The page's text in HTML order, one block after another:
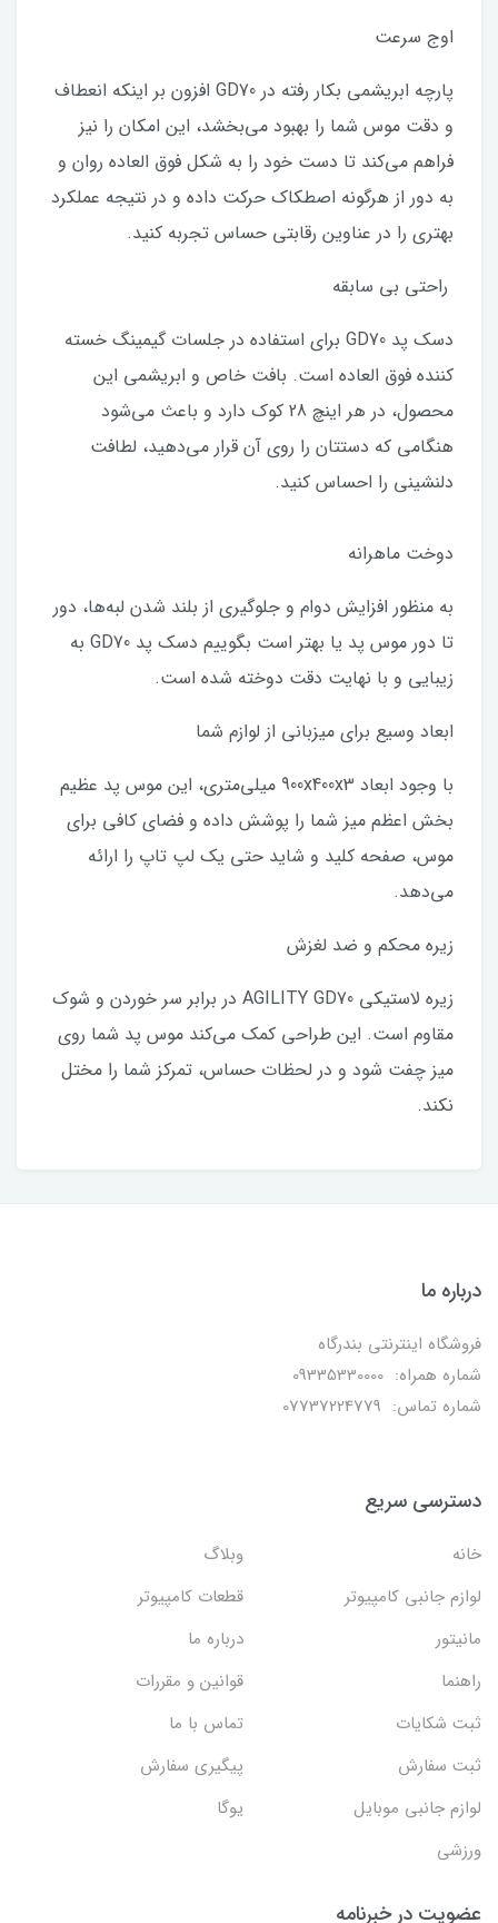
اوج سرعت
پارچه ابریشمی بکار رفته در GD70 افزون بر اینکه انعطاف
و دقت موس شما را بهبود می‌بخشد، این امکان را نیز
فراهم می‌کند تا دست خود را به شکل فوق العاده روان و
به دور از هرگونه اصطکاک حرکت داده و در نتیجه عملکرد
بهتری را در عناوین رقابتی حساس تجربه کنید.
راحتی بی سابقه
دسک پد GD70 برای استفاده در جلسات گیمینگ خسته
کننده فوق العاده است. بافت خاص و ابریشمی این
محصول، در هر اینچ 28 کوک دارد و باعث می‌شود
هنگامی که دستتان را روی آن قرار می‌دهید، لطافت
دلنشینی را احساس کنید.
دوخت ماهرانه
به منظور افزایش دوام و جلوگیری از بلند شدن لبه‌ها، دور
تا دور موس پد یا بهتر است بگوییم دسک پد GD70 به
زیبایی و با نهایت دقت دوخته شده است.
ابعاد وسیع برای میزبانی از لوازم شما
با وجود ابعاد 900x400x3 میلی‌متری، این موس پد عظیم
بخش اعظم میز شما را پوشش داده و فضای کافی برای
موس، صفحه کلید و شاید حتی یک لپ تاپ را ارائه
می‌دهد.
زیره محکم و ضد لغزش
زیره لاستیکی AGILITY GD70 در برابر سر خوردن و شوک
مقاوم است. این طراحی کمک می‌کند موس پد شما روی
میز چفت شود و در لحظات حساس، تمرکز شما را مختل
نکند.
درباره ما
فروشگاه اینترنتی بندرگاه
شماره همراه: 09335330000
شماره تماس: 07737224779
دسترسی سریع
خانه
وبلاگ
لوازم جانبی کامپیوتر
قطعات کامپیوتر
مانیتور
درباره ما
راهنما
قوانین و مقررات
ثبت شکایات
تماس با ما
ثبت سفارش
پیگیری سفارش
لوازم جانبی موبایل
یوگا
ورزشی
عضویت در خبرنامه